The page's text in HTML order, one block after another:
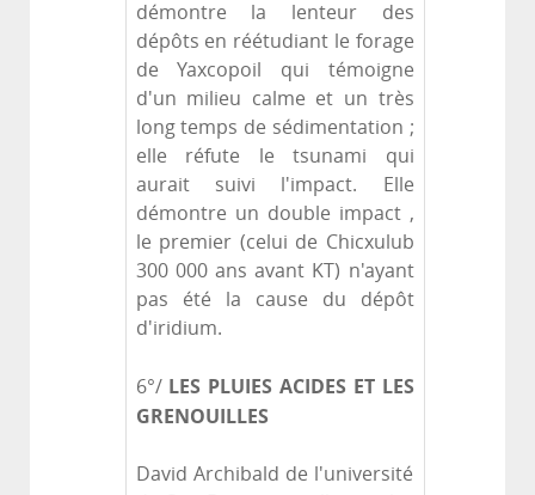
démontre la lenteur des
dépôts en réétudiant le forage
de Yaxcopoil qui témoigne
d'un milieu calme et un très
long temps de sédimentation ;
elle réfute le tsunami qui
aurait suivi l'impact. Elle
démontre un double impact ,
le premier (celui de Chicxulub
300 000 ans avant KT) n'ayant
pas été la cause du dépôt
d'iridium.
6°/ LES PLUIES ACIDES ET LES
GRENOUILLES
David Archibald de l'université